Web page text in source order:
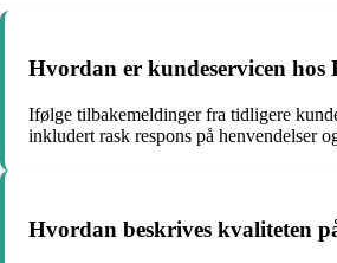
Hvordan er kundeservicen
Ifølge tilbakemeldinger fra tidligere
inkludert rask respons på henvendelser
Hvordan beskrives kvaliteten